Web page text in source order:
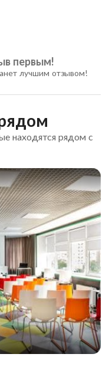
первым!
лучшим отзывом!
находятся рядом с